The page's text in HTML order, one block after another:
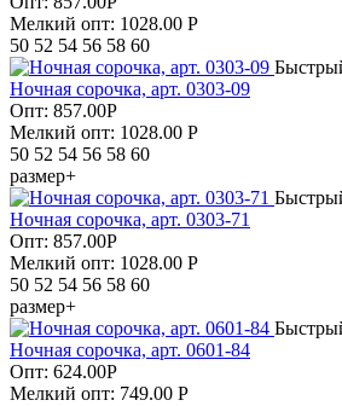
Мелкий опт: 1028.00 Р
50 52 54 56 58 60
Ночная сорочка, арт. 0303-09
Опт: 857.00Р
Мелкий опт: 1028.00 Р
50 52 54 56 58 60
размер+
Ночная сорочка, арт. 0303-71
Опт: 857.00Р
Мелкий опт: 1028.00 Р
50 52 54 56 58 60
размер+
Ночная сорочка, арт. 0601-84
Опт: 624.00Р
Мелкий опт: 749.00 Р